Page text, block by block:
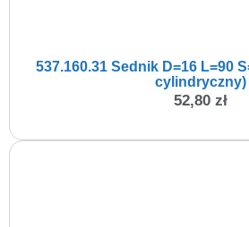
537.160.31 Sednik D=16 L=90
cylindryczny)
52,80 zł